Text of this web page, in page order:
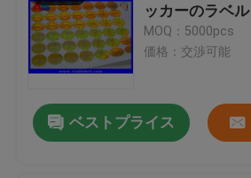
ッカーのラベル
MOQ：5000pcs
価格：交渉可能
ベストプライス